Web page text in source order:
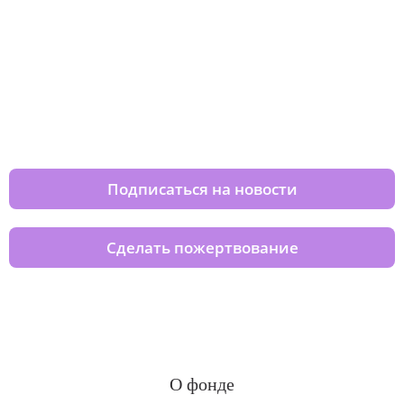
Подписаться на новости
Сделать пожертвование
О фонде